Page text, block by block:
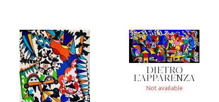
DIETRO
L'APPARENZA
Not available